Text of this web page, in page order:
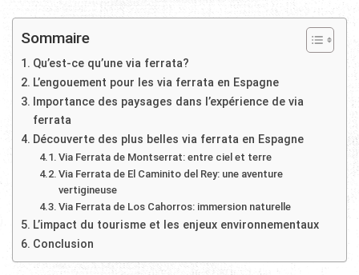
Sommaire
Qu’est-ce qu’une via ferrata?
L’engouement pour les via ferrata en Espagne
Importance des paysages dans l’expérience de via
ferrata
Découverte des plus belles via ferrata en Espagne
Via Ferrata de Montserrat: entre ciel et terre
Via Ferrata de El Caminito del Rey: une aventure
vertigineuse
Via Ferrata de Los Cahorros: immersion naturelle
L’impact du tourisme et les enjeux environnementaux
Conclusion